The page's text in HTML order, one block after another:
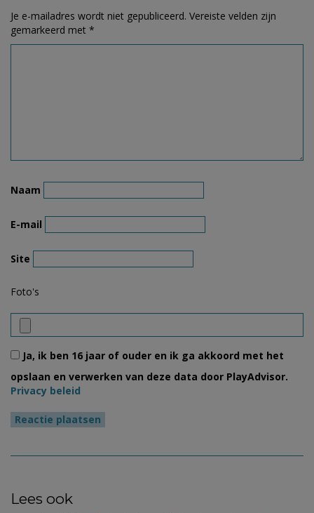
Je e-mailadres wordt niet gepubliceerd. Vereiste velden zijn
gemarkeerd met *
Naam
E-mail
Site
Foto's
Ja, ik ben 16 jaar of ouder en ik ga akkoord met het
opslaan en verwerken van deze data door PlayAdvisor.
Privacy beleid
Lees ook